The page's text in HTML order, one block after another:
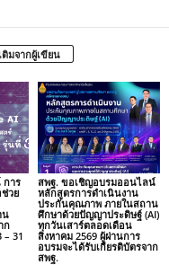
ติมจากผู้เขียน
าร
วย
น
ก
31
สพฐ. ขอเชิญอบรมออนไลน์
หลักสูตรการดำเนินงาน
ประกันคุณภาพ ภายในสถาน
ศึกษาด้วยปัญญาประดิษฐ์ (AI)
ทุกวันเสาร์ตลอดเดือน
สิงหาคม 2569 ผู้ผ่านการ
อบรมจะได้รับเกียรติบัตรจาก
สพฐ.